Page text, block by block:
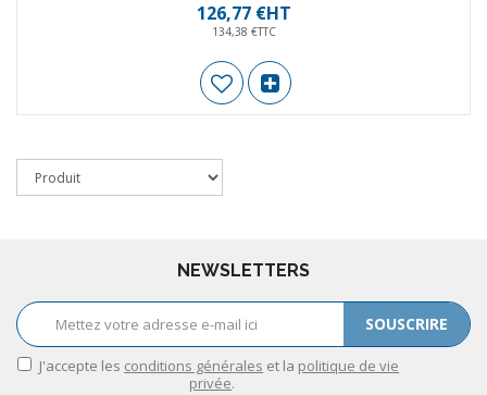
126,77 €HT
134,38 €TTC
NEWSLETTERS
SOUSCRIRE
J'accepte les conditions générales et la politique de vie
privée.